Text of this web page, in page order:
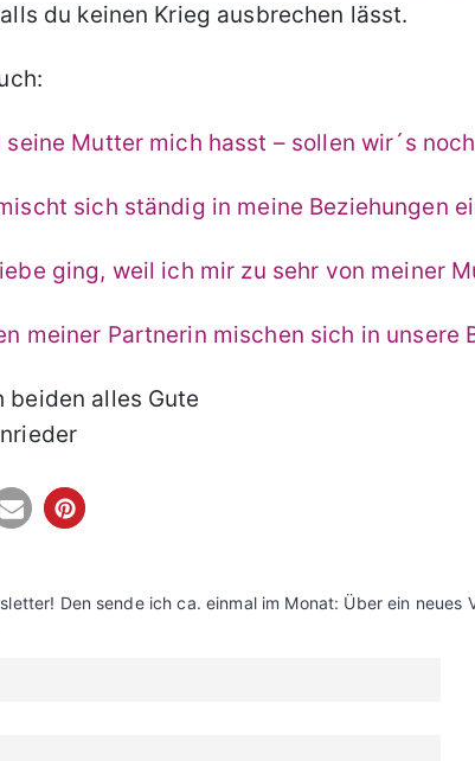
du keinen Krieg ausbrechen lässt.
seine Mutter mich hasst – sollen wir´s
sich ständig in meine Beziehungen
ging, weil ich mir zu sehr von meiner
meiner Partnerin mischen sich in unsere
beiden alles Gute
Den sende ich ca. einmal im Monat: Über ein neues